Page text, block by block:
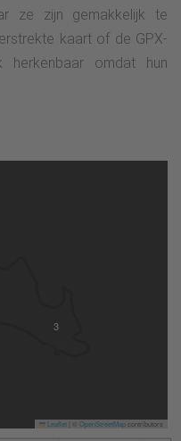
ze zijn gemakkelijk te
kaart of de GPX-
omdat hun
3
Leaflet OpenStreetMapcontributors